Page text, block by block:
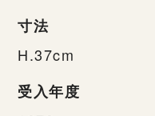
寸法
H.37cm
受入年度